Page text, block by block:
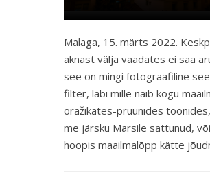
Malaga, 15. märts 2022.
aknast välja vaadates ei saa
see on mingi fotograafiline
filter, läbi mille näib kogu
oražikates-pruunides
me järsku Marsile sattunud,
hoopis maailmalõpp kätte